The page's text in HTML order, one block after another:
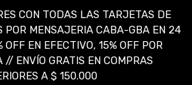
CON TODAS LAS TARJETAS DE
POR MENSAJERIA CABA-GBA EN 24
EN EFECTIVO, 15% OFF POR
// ENVÍO GRATIS EN COMPRAS
A $ 150.000